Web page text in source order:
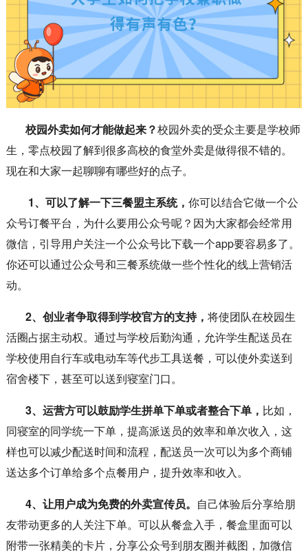
校园外卖如何才能做起来？校园外卖的受众主要是学校师
生，零点校园了解到很多高校的食堂外卖是做得很不错的。
现在和大家一起聊聊有哪些好的点子。
1、可以了解一下三餐盟主系统， 你可以结合它做一个公
众号订餐平台，为什么要用公众号呢？因为大家都会经常用
微信，引导用户关注一个公众号比下载一个app要容易多了。
你还可以通过公众号和三餐系统做一些个性化的线上营销活
动。
2、创业者争取得到学校官方的支持， 将使团队在校园生
活圈占据主动权。通过与学校后勤沟通，允许学生配送员在
学校使用自行车或电动车等代步工具送餐，可以使外卖送到
宿舍楼下，甚至可以送到寝室门口。
3、运营方可以鼓励学生拼单下单或者整合下单， 比如，
同寝室的同学统一下单，提高派送员的效率和单次收入，这
样也可以减少配送时间和流程，配送员一次可以为多个商铺
送达多个订单给多个点餐用户，提升效率和收入。
4、让用户成为免费的外卖宣传员。 自己体验后分享给朋
友带动更多的人关注下单。可以从餐盒入手，餐盒里面可以
附带一张精美的卡片，分享公众号到朋友圈并截图，加微信